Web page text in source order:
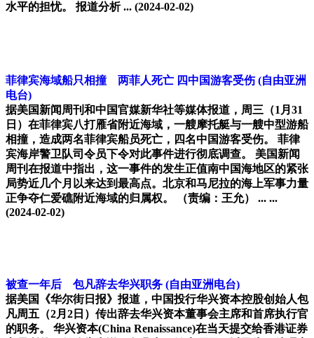
水平的担忧。 报道分析 ... (2024-02-02)
菲律宾海域船只相撞 两菲人死亡 四中国游客受伤 (自由亚洲
电台)
据美国新闻周刊和中国官媒新华社等媒体报道，周三（1月31
日）在菲律宾八打雁省附近海域，一艘摩托艇与一艘中型游船
相撞，造成两名菲律宾船员死亡，四名中国游客受伤。 菲律
宾海岸警卫队司令员下令对此事件进行彻底调查。 美国新闻
周刊在报道中指出，这一事件的发生正值南中国海地区的紧张
局势近几个月以来达到最高点。北京和马尼拉的海上军事力量
正争夺仁爱礁附近海域的归属权。 （责编：王允） ... ...
(2024-02-02)
被查一年后 包凡辞去华兴职务 (自由亚洲电台)
据美国《华尔街日报》报道，中国投行华兴资本控股创始人包
凡周五（2月2日）传出辞去华兴资本董事会主席和首席执行官
的职务。 华兴资本(China Renaissance)在当天提交给香港证券